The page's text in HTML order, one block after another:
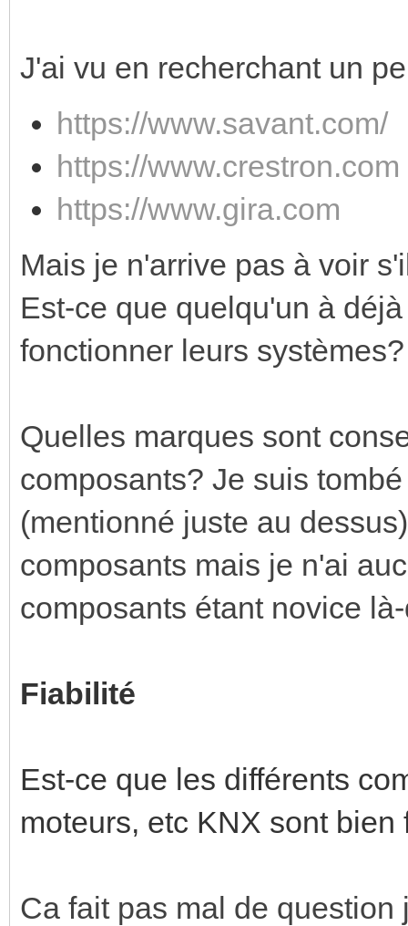
J'ai vu en recherchant un
https://www.savant.com/
https://www.crestron.com
https://www.gira.com
Mais je n'arrive pas à voir
Est-ce que quelqu'un à
fonctionner leurs systèmes?
Quelles marques sont
composants? Je suis
(mentionné juste au
composants mais je n'ai
composants étant novice
Fiabilité
Est-ce que les différents
moteurs, etc KNX sont bien
Ca fait pas mal de